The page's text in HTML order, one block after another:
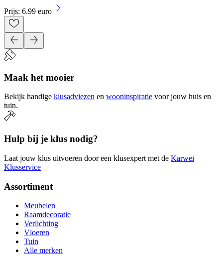
Prijs: 6.99 euro
Maak het mooier
Bekijk handige klusadviezen en wooninspiratie voor jouw huis en
tuin.
Hulp bij je klus nodig?
Laat jouw klus uitvoeren door een klusexpert met de Karwei
Klusservice
Assortiment
Meubelen
Raamdecoratie
Verlichting
Vloeren
Tuin
Alle merken